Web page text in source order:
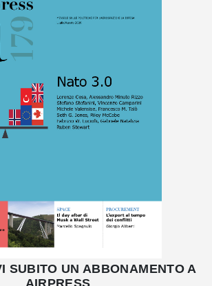
SUBITO UN ABBONAMENTO A
AIRPRESS